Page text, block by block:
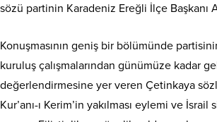
sözü partinin Karadeniz Ereğli İlçe Başkanı
Konuşmasının geniş bir bölümünde
kuruluş çalışmalarından günümüze kadar
değerlendirmesine yer veren Çetinkaya
Kur’anı-ı Kerim’in yakılması eylemi ve